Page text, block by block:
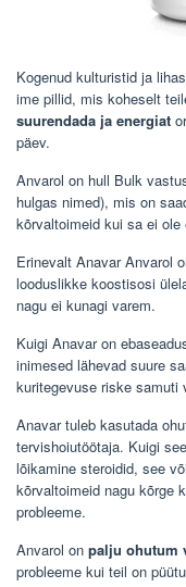
Kogenud kulturistid ja
ime pillid, mis koheselt
suurendada ja energiat
päev.
Anvarol on hull Bulk
hulgas nimed), mis on
kõrvaltoimeid kui sa ei
Erinevalt Anavar Anvarol
looduslikke koostisosi
nagu ei kunagi varem.
Kuigi Anavar on
inimesed lähevad suure
kuritegevuse riske samuti
Anavar tuleb kasutada
tervishoiutöötaja. Kuigi
lõikamine steroidid, see
kõrvaltoimeid nagu kõrge
probleeme.
Anvarol on palju ohutum
probleeme kui teil on